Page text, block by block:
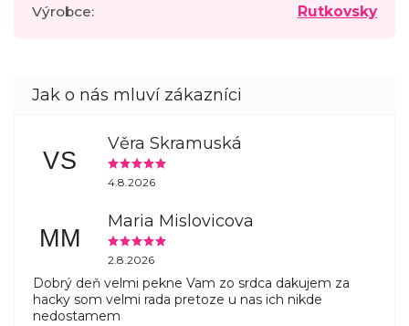
Výrobce: Rutkovsky
VS
Věra Skramuská
4.8.2026
MM
Maria Mislovicova
2.8.2026
Dobrý deň velmi pekne Vam zo srdca dakujem za
hacky som velmi rada pretoze u nas ich nikde
nedostamem